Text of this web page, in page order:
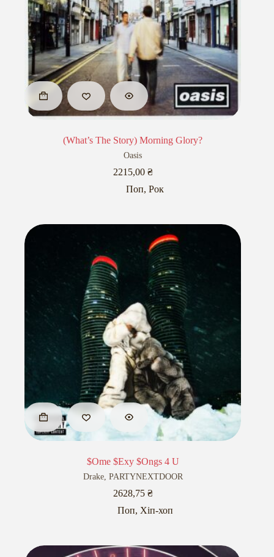
(What’s The Story) Morning Glory?
Oasis
2215,00 ₴
Поп,Рок
$Ome $Exy $Ongs 4 U
Drake, PARTYNEXTDOOR
2628,75 ₴
Поп, Хіп-хоп